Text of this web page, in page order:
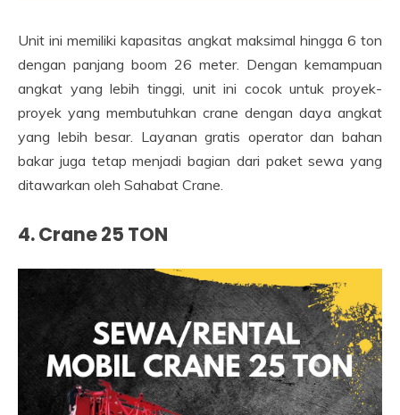
Unit ini memiliki kapasitas angkat maksimal hingga 6 ton
dengan panjang boom 26 meter. Dengan kemampuan
angkat yang lebih tinggi, unit ini cocok untuk proyek-
proyek yang membutuhkan crane dengan daya angkat
yang lebih besar. Layanan gratis operator dan bahan
bakar juga tetap menjadi bagian dari paket sewa yang
ditawarkan oleh Sahabat Crane.
4. Crane 25 TON